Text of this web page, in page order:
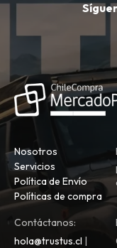
Nosotros
Servicios
Política de Envío
Políticas de compra
Contáctanos:
hola@trustus.cl |